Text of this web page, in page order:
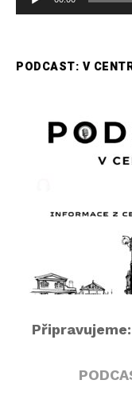
u
PODCAST: V
Připravujeme: